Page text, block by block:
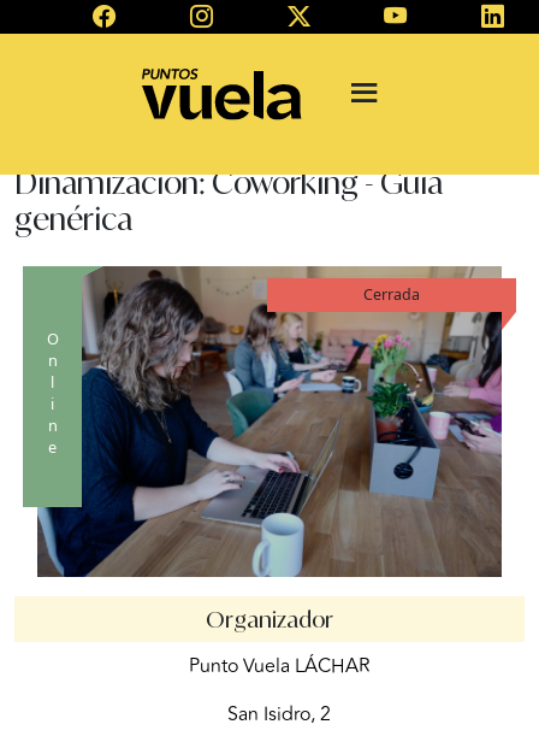
Dinamización: Coworking - Guía
genérica
Online
Cerrada
Organizador
Punto Vuela LÁCHAR
San Isidro, 2